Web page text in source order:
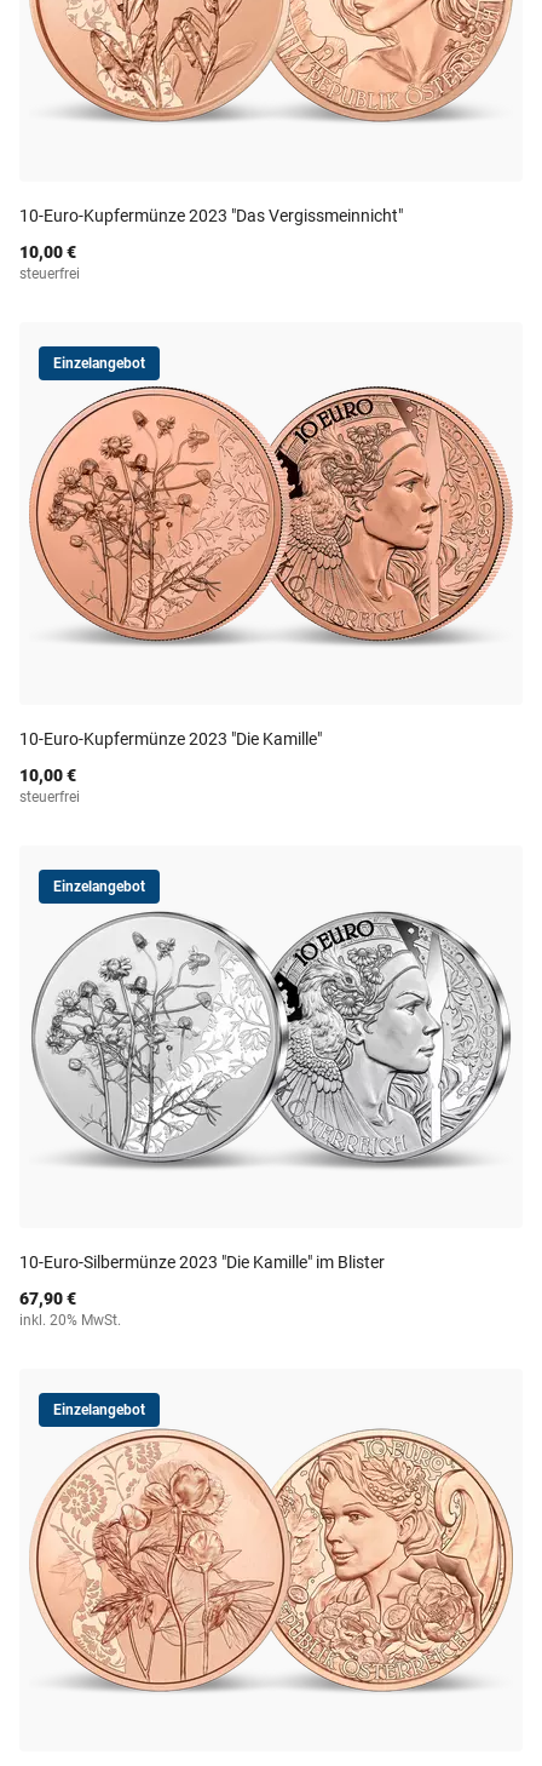
10-Euro-Kupfermünze 2023 "Das Vergissmeinnicht"
10,00 €
steuerfrei
Einzelangebot
10-Euro-Kupfermünze 2023 "Die Kamille"
10,00 €
steuerfrei
Einzelangebot
10-Euro-Silbermünze 2023 "Die Kamille" im Blister
67,90 €
inkl. 20% MwSt.
Einzelangebot